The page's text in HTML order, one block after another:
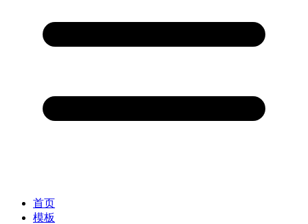
首页
模板